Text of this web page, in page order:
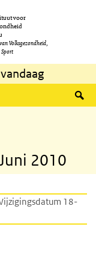
voor
Volksgezondheid,
Sport
2010
18-